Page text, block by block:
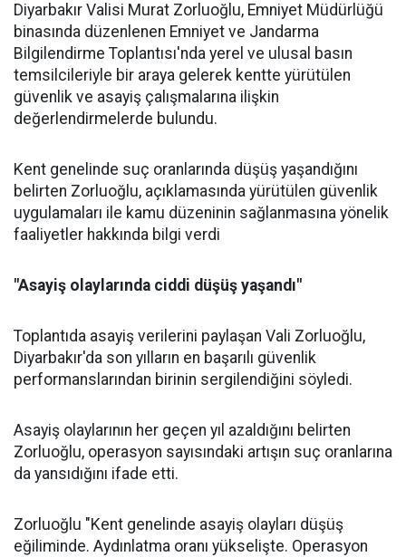
Diyarbakır Valisi Murat Zorluoğlu, Emniyet Müdürlüğü
binasında düzenlenen Emniyet ve Jandarma
Bilgilendirme Toplantısı'nda yerel ve ulusal basın
temsilcileriyle bir araya gelerek kentte yürütülen
güvenlik ve asayiş çalışmalarına ilişkin
değerlendirmelerde bulundu.
Kent genelinde suç oranlarında düşüş yaşandığını
belirten Zorluoğlu, açıklamasında yürütülen güvenlik
uygulamaları ile kamu düzeninin sağlanmasına yönelik
faaliyetler hakkında bilgi verdi
"Asayiş olaylarında ciddi düşüş yaşandı"
Toplantıda asayiş verilerini paylaşan Vali Zorluoğlu,
Diyarbakır'da son yılların en başarılı güvenlik
performanslarından birinin sergilendiğini söyledi.
Asayiş olaylarının her geçen yıl azaldığını belirten
Zorluoğlu, operasyon sayısındaki artışın suç oranlarına
da yansıdığını ifade etti.
Zorluoğlu "Kent genelinde asayiş olayları düşüş
eğiliminde. Aydınlatma oranı yükselişte. Operasyon